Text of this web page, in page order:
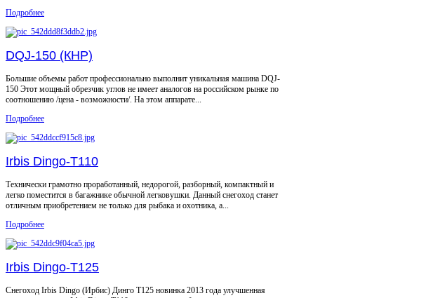
Подробнее
DQJ-150 (КНР)
Большие объемы работ профессионально выполнит уникальная машина DQJ-
150 Этот мощный обрезчик углов не имеет аналогов на российском рынке по
соотношению /цена - возможности/. На этом аппарате...
Подробнее
Irbis Dingo-T110
Технически грамотно проработанный, недорогой, разборный, компактный и
легко поместится в багажнике обычной легковушки. Данный снегоход станет
отличным приобретением не только для рыбака и охотника, а...
Подробнее
Irbis Dingo-T125
Снегоход Irbis Dingo (Ирбис) Динго T125 новинка 2013 года улучшенная